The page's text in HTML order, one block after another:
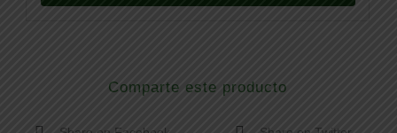
Comparte este producto